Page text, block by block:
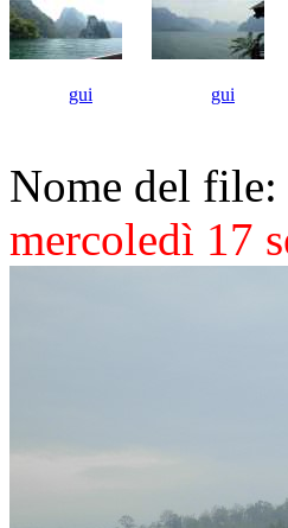
gui gui
Nome del file:
mercoledì 17